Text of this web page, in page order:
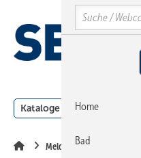
Hauptinhalt
Hauptmenü
SiteSearch
Kataloge Meldungen
Meldungen
Search
Home
Bad